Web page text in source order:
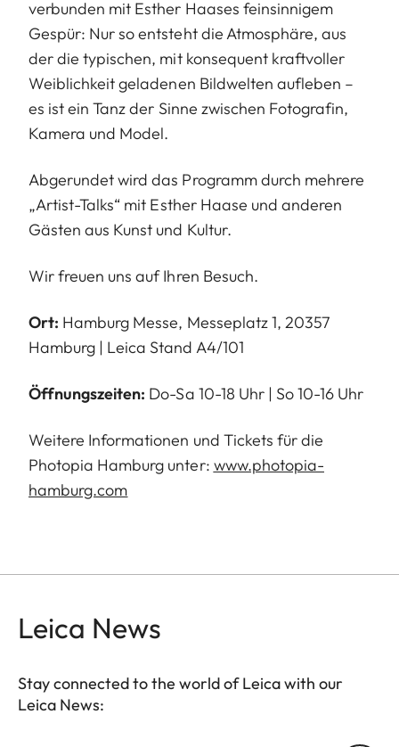
verbunden mit Esther Haases feinsinnigem
Gespür: Nur so entsteht die Atmosphäre, aus
der die typischen, mit konsequent kraftvoller
Weiblichkeit geladenen Bildwelten aufleben –
es ist ein Tanz der Sinne zwischen Fotografin,
Kamera und Model.
Abgerundet wird das Programm durch mehrere
„Artist-Talks“ mit Esther Haase und anderen
Gästen aus Kunst und Kultur.
Wir freuen uns auf Ihren Besuch.
Ort: Hamburg Messe, Messeplatz 1, 20357
Hamburg | Leica Stand A4/101
Öffnungszeiten: Do-Sa 10-18 Uhr | So 10-16 Uhr
Weitere Informationen und Tickets für die
Photopia Hamburg unter: www.photopia-
hamburg.com
Leica News
Stay connected to the world of Leica with our
Leica News: